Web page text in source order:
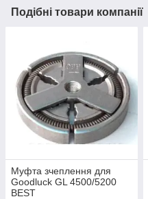
Подібні товари компанії
Муфта зчеплення для
Goodluck GL 4500/5200
BEST